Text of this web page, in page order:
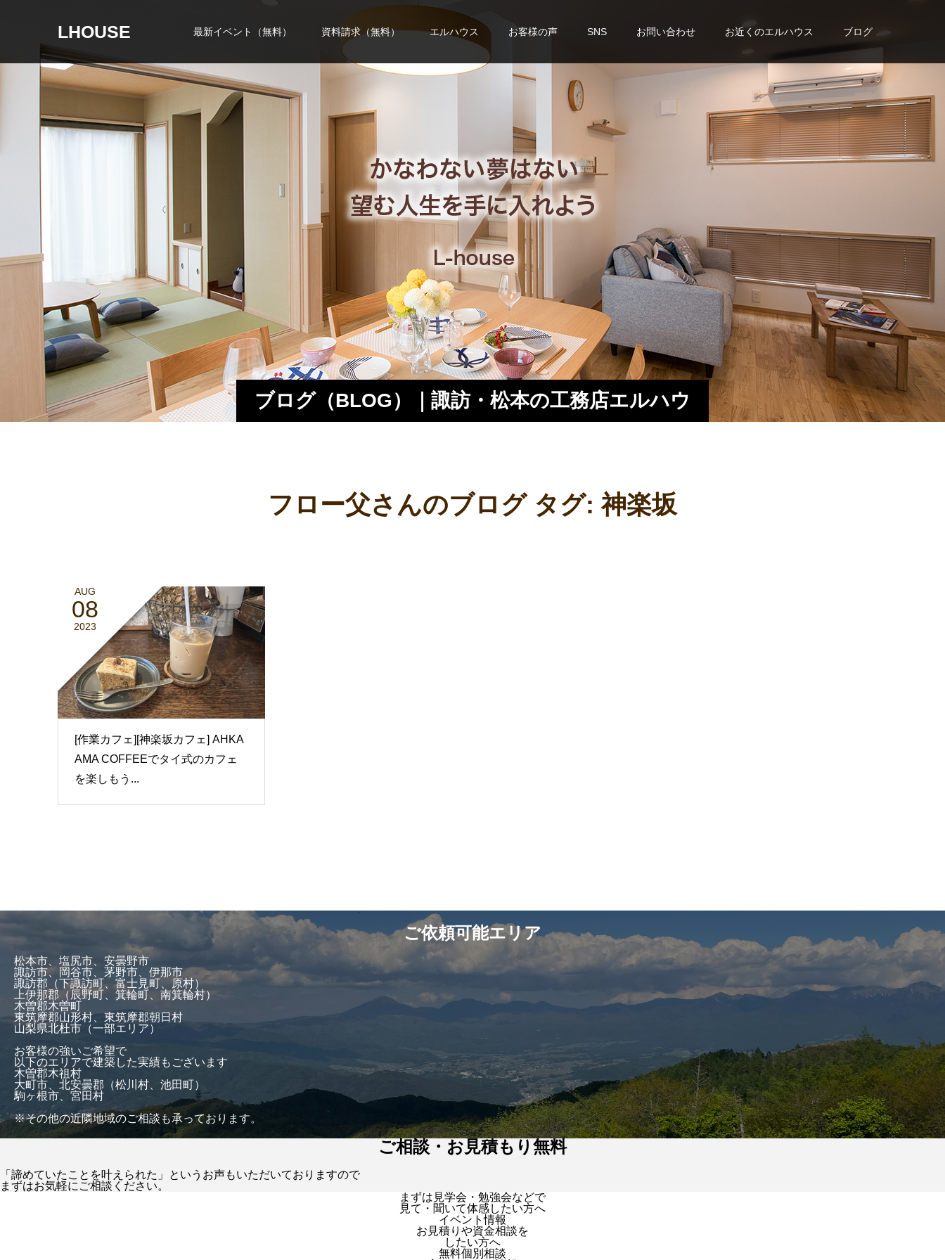
LHOUSE 最新イベント（無料） 資料請求（無料） エルハウス お客様の声 SNS お問い合わせ お近くのエルハウス ブログ
ブログ（BLOG）｜諏訪・松本の工務店エルハウ
フロー父さんのブログ タグ:神楽坂
AUG
08
2023
[作業カフェ][神楽坂カフェ] AHKA
AMA COFFEEでタイ式のカフェ
を楽しもう...
ご依頼可能エリア
松本市、塩尻市、安曇野市
諏訪市、岡谷市、茅野市、伊那市
諏訪郡（下諏訪町、富士見町、原村）
上伊那郡（辰野町、箕輪町、南箕輪村）
木曽郡木曽町
東筑摩郡山形村、東筑摩郡朝日村
山梨県北杜市（一部エリア）
お客様の強いご希望で
以下のエリアで建築した実績もございます
木曽郡木祖村
大町市、北安曇郡（松川村、池田町）
駒ヶ根市、宮田村
※その他の近隣地域のご相談も承っております。
ご相談・お見積もり無料
「諦めていたことを叶えられた」というお声もいただいておりますので
まずはお気軽にご相談ください。
まずは見学会・勉強会などで
見て・聞いて体感したい方へ
イベント情報
お見積りや資金相談を
したい方へ
無料個別相談